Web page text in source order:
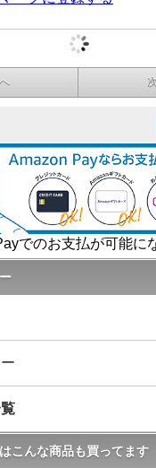
でのお支払が可能に
こんな商品も買ってます